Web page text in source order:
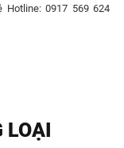
Hotline: 0917 569 624
LOẠI